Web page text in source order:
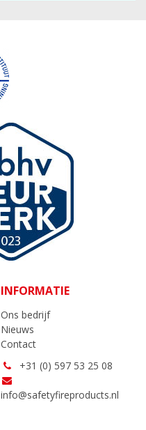
INFORMATIE
Ons bedrijf
Nieuws
Contact
+31 (0) 597 53 25 08
info@safetyfireproducts.nl